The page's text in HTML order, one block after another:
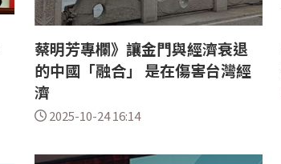
蔡明芳專欄》讓金門與經濟衰退
的中國「融合」 是在傷害台灣經
濟
2025-10-24 16:14